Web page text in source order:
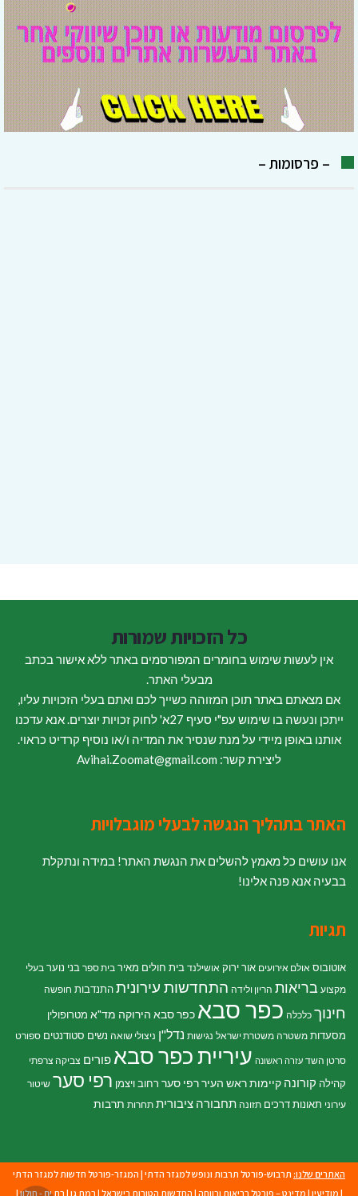
– פרסומות –
כל הזכויות שמורות
אין לעשות שימוש בחומרים המפורסמים באתר ללא אישור בכתב
מבעלי האתר.
אם מצאתם באתר תוכן המזוהה כשייך לכם ואתם בעלי הזכויות עליו,
ייתכן ונעשה בו שימוש עפ"י סעיף 27א' לחוק זכויות יוצרים. אנא עדכנו
אותנו באופן מיידי על מנת שנסיר את המדיה ו/או נוסיף קרדיט כראוי.
ליצירת קשר: Avihai.Zoomat@gmail.com
האתר בתהליך הנגשה לבעלי מוגבלויות
אנו עושים כל מאמץ להשלים את הנגשת האתר! במידה ונתקלת
בבעיה אנא פנה אלינו!
תגיות
אוטובוס אולם אירועים אור ירוק אושילנד בית חולים מאיר בית ספר בני נוער בעלי
מקצוע בריאות הריון ולידה התחדשות עירוניתהתנדבות חופשה
חינוך כלכלה כפר סבא כפר סבא הירוקה מד"א מטרופולין
מסעדות משטרה משטרת ישראל נגישות נדל"ן ניצולי שואה נשים סטודנטים ספורט
סרטן השד עזרה ראשונה עיריית כפר סבא פורים צביקה צרפתי
קהילה קורונה קיימותראש העיר רפי סער רחוב ויצמן רפי סער שיטור
עירוני תאונות דרכים תזונה תחבורה ציבורית תחרות תרבות
האתרים שלנו: תרבוש-פורטל תרבות ונופש למגזר הדתי | המגזר-פורטל חדשות למגזר הדתי
| מודיעין | מדינט – פורטל בריאות ורווחה | החדשות הטובות בישראל | רמת גן | בת ים - חולון|